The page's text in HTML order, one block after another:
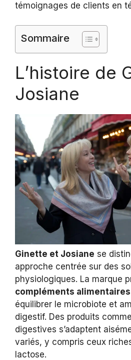
témoignages de clients en
Sommaire
L’histoire de
Josiane
Ginette et Josiane se
approche centrée sur des
physiologiques. La marque
compléments alimentaires
équilibrer le microbiote et
digestif. Des produits
digestives s’adaptent
variés, y compris ceux
lactose.